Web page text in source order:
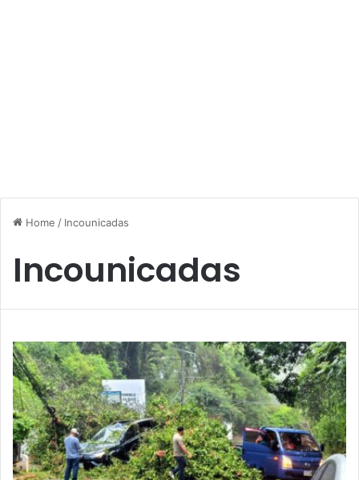
Home / Incounicadas
Incounicadas